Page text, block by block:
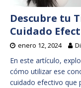
Descubre tu
Cuidado
enero 12, 2024
En este artículo,
cómo utilizar ese
cuidado efectivo que